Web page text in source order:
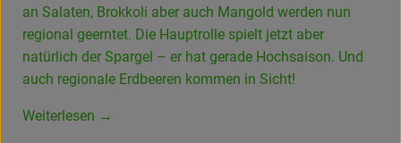
an Salaten, Brokkoli aber auch Mangold werden nun
regional geerntet. Die Hauptrolle spielt jetzt aber
natürlich der Spargel – er hat gerade Hochsaison. Und
auch regionale Erdbeeren kommen in Sicht!
Weiterlesen →